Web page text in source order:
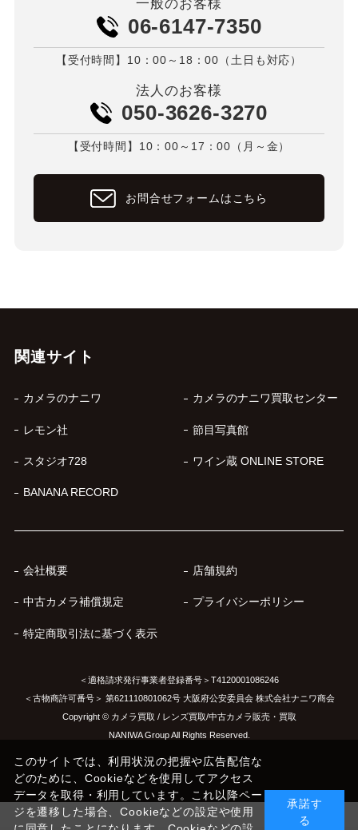
一般のお客様
06-6147-7350
【受付時間】10：00～18：00（土日も対応）
法人のお客様
050-3626-3270
【受付時間】10：00～17：00（月～金）
お問合せフォームはこちら
関連サイト
カメラのナニワ カメラのナニワ買取センター
レモン社 節目写真館
スタジオ728 ワイン蔵 ONLINE STORE
BANANA RECORD
会社概要 店舗規約
中古カメラ補償規定 プライバシーポリシー
特定商取引法に基づく表示
＜適格請求発行事業者登録番号＞T4120001086246
＜古物商許可番号＞ 第621110801062号 大阪府公安委員会 株式会社ナニワ商会
Copyright © カメラ買取 / レンズ買取/中古カメラ販売・買取
NANIWA Group All Rights Reserved.
このサイトでは、利用状況の把握や広告配信な
どのために、Cookieなどを使用してアクセス
データを取得・利用しています。これ以降ペー
ジを遷移した場合、Cookieなどの設定や使用
承諾す
る